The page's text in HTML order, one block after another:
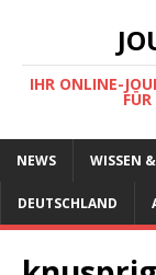
IHR ONLINE-
NEWS WISSEN
DEUTSCHLAND